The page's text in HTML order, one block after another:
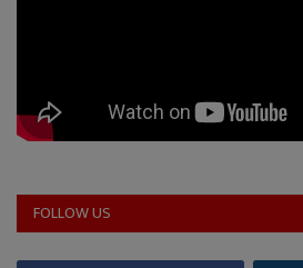
FOLLOW US